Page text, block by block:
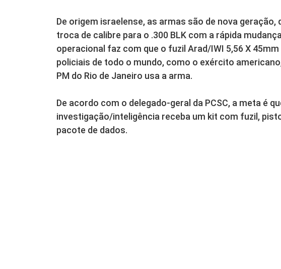
De origem israelense, as armas são de nova geração,
troca de calibre para o .300 BLK com a rápida
operacional faz com que o fuzil Arad/IWI 5,56 X
policiais de todo o mundo, como o exército americano,
PM do Rio de Janeiro usa a arma.
De acordo com o delegado-geral da PCSC, a meta é
investigação/inteligência receba um kit com fuzil,
pacote de dados.